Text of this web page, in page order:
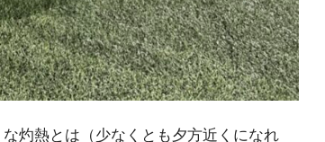
灼熱とは（少なくとも夕方近くになれ